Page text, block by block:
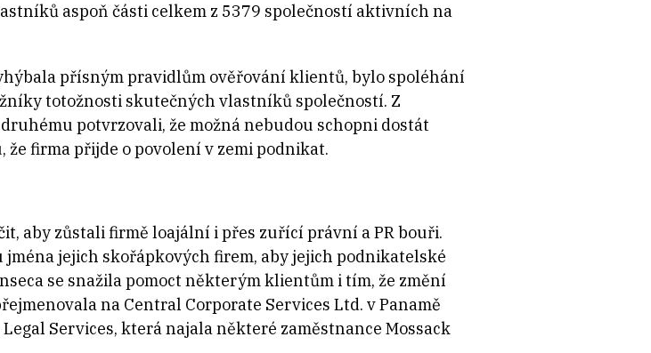
aspoň části celkem z 5379 společností aktivních na
přísným pravidlům ověřování klientů, bylo spoléhání
totožnosti skutečných vlastníků společností. Z
potvrzovali, že možná nebudou schopni dostát
firma přijde o povolení v zemi podnikat.
aby zůstali firmě loajální i přes zuřící právní a PR bouři.
jejich skořápkových firem, aby jejich podnikatelské
se snažila pomoct některým klientům i tím, že změní
na Central Corporate Services Ltd. v Panamě
Services, která najala některé zaměstnance Mossack